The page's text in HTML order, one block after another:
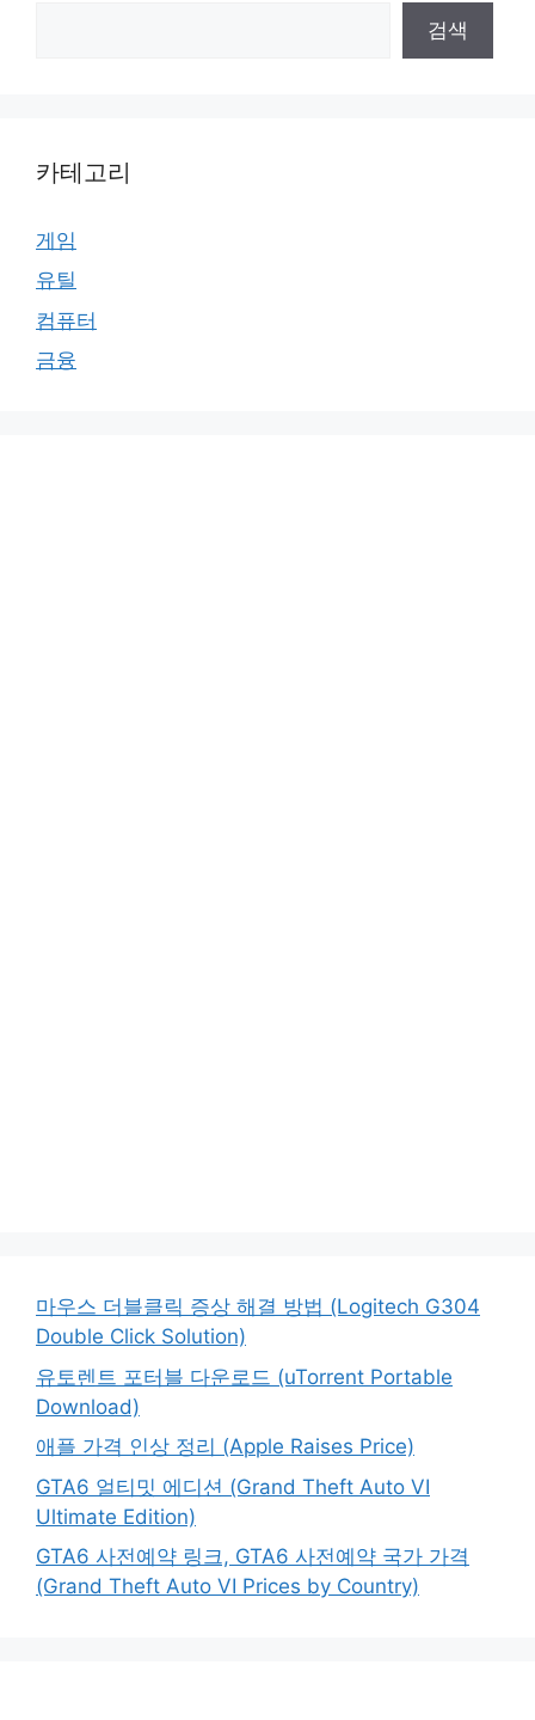
검색
카테고리
게임
유틸
컴퓨터
금융
마우스 더블클릭 증상 해결 방법 (Logitech G304
Double Click Solution)
유토렌트 포터블 다운로드 (uTorrent Portable
Download)
애플 가격 인상 정리 (Apple Raises Price)
GTA6 얼티밋 에디션 (Grand Theft Auto VI
Ultimate Edition)
GTA6 사전예약 링크, GTA6 사전예약 국가 가격
(Grand Theft Auto VI Prices by Country)